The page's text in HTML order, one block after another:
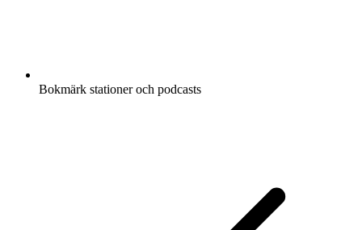
Bokmärk stationer och podcasts